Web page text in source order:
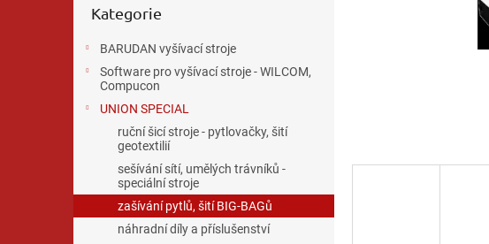
kategorie
Kategorie
BARUDAN vyšívací stroje
Software pro vyšívací stroje - WILCOM,
Compucon
UNION SPECIAL
ruční šicí stroje - pytlovačky, šití
geotextilií
sešívání sítí, umělých trávníků -
speciální stroje
zašívání pytlů, šití BIG-BAGů
náhradní díly a příslušenství